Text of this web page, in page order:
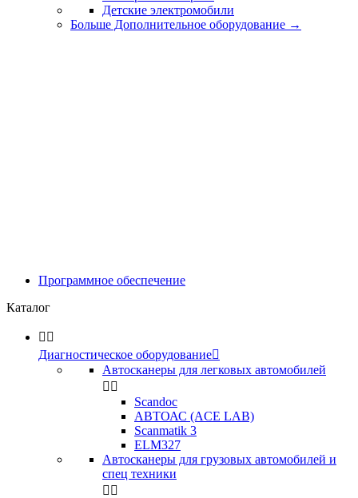
Детские электромобили
Больше Дополнительное оборудование →
Программное обеспечение
Каталог
 
Диагностическое оборудование
Автосканеры для легковых автомобилей
 
Scandoc
АВТОАС (ACE LAB)
Scanmatik 3
ELM327
Автосканеры для грузовых автомобилей и
спец техники
 